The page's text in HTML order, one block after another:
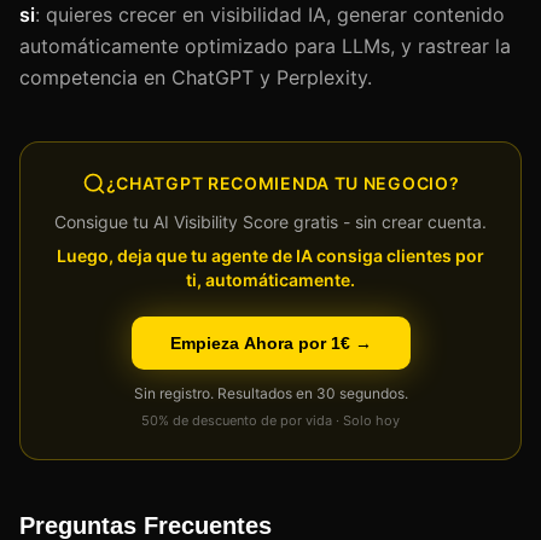
si: quieres crecer en visibilidad IA, generar contenido
automáticamente optimizado para LLMs, y rastrear la
competencia en ChatGPT y Perplexity.
¿CHATGPT RECOMIENDA TU NEGOCIO?
Consigue tu AI Visibility Score gratis - sin crear cuenta.
Luego, deja que tu agente de IA consiga clientes por
ti, automáticamente.
Empieza Ahora por 1€ →
Sin registro. Resultados en 30 segundos.
50% de descuento de por vida · Solo hoy
Preguntas Frecuentes